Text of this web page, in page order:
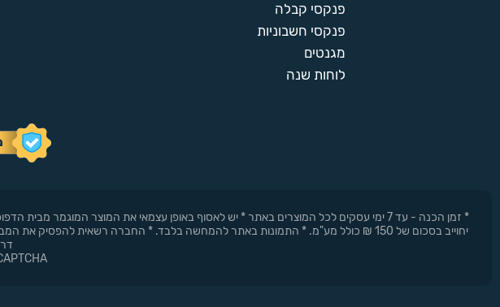
פנקסי קבלה
פנקסי חשבוניות
מגנטים
לוחות שנה
* זמן הכנה - עד 7 ימי עסקים לכל המוצרים באתר * יש לאסוף באופן עצמאי את המוצר
יחוייב בסכום של 150 ₪ כולל מע"מ. * התמונות באתר להמחשה בלבד. * החברה רשאית להפסיק את המבצעים בכל עת וללא התראה מוקדמת.